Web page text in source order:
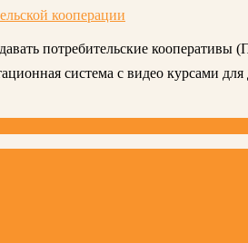
кооперации
потребительские
система с видео